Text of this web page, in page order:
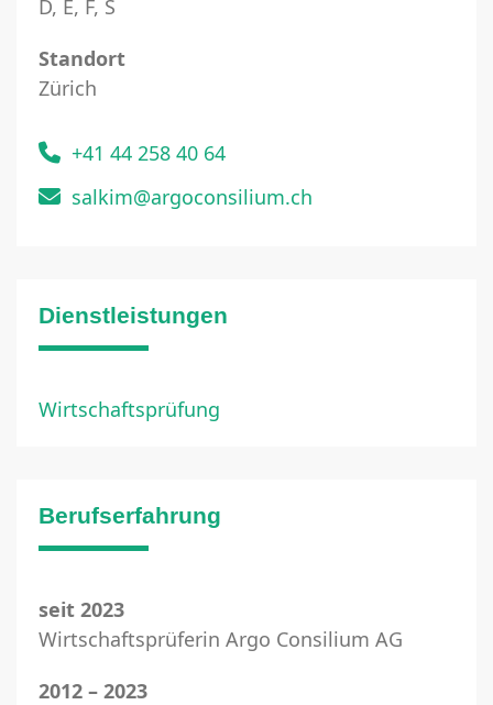
D, E, F, S
Standort
Zürich
+41 44 258 40 64
salkim@argoconsilium.ch
Dienstleistungen
Wirtschaftsprüfung
Berufserfahrung
seit 2023
Wirtschaftsprüferin Argo Consilium AG
2012 – 2023